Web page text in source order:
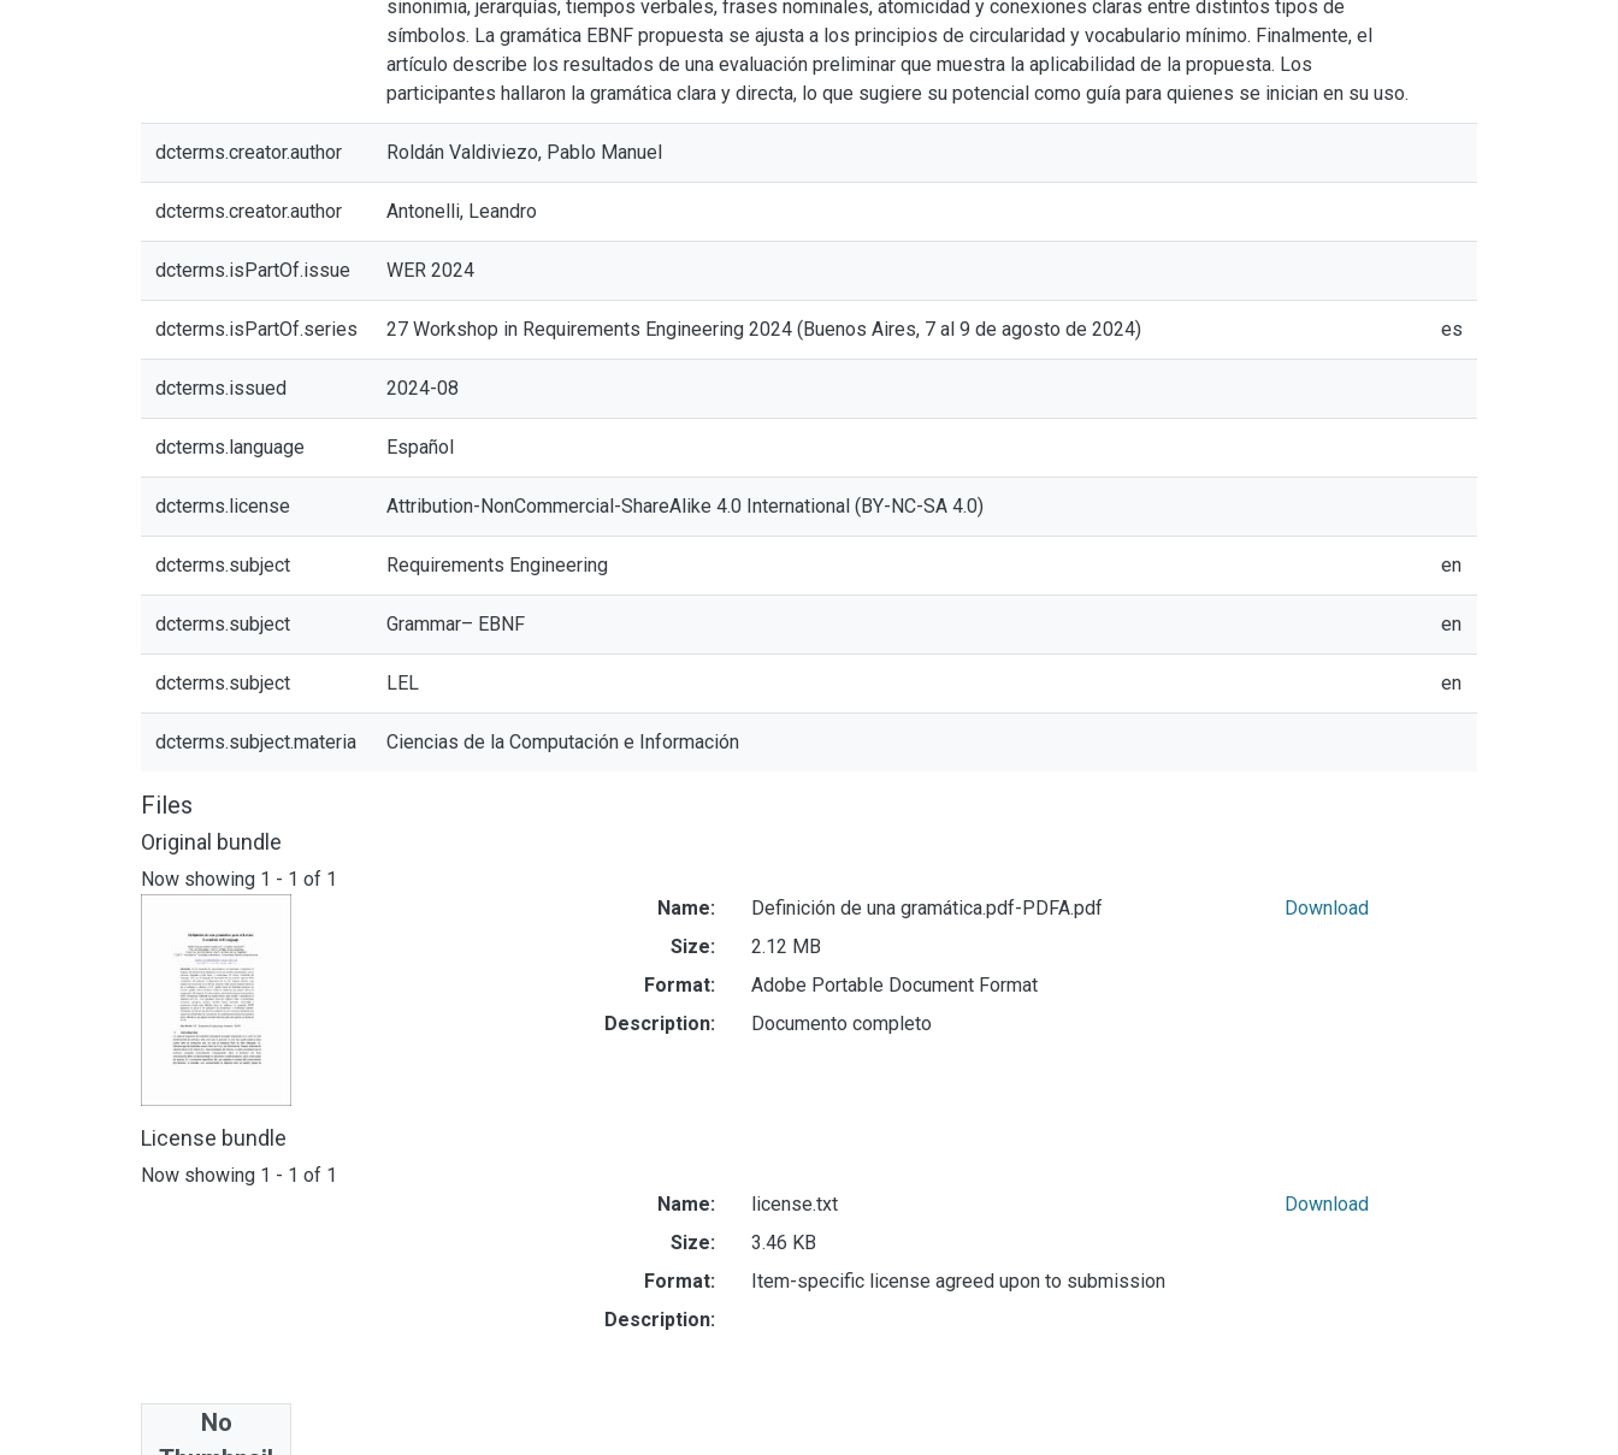
sinonimia, jerarquías, tiempos verbales, frases nominales, atomicidad y conexiones claras entre distintos tipos de
símbolos. La gramática EBNF propuesta se ajusta a los principios de circularidad y vocabulario mínimo. Finalmente, el
artículo describe los resultados de una evaluación preliminar que muestra la aplicabilidad de la propuesta. Los
participantes hallaron la gramática clara y directa, lo que sugiere su potencial como guía para quienes se inician en su uso.
dcterms.creator.author Roldán Valdiviezo, Pablo Manuel
dcterms.creator.author Antonelli, Leandro
dcterms.isPartOf.issue WER 2024
dcterms.isPartOf.series 27 Workshop in Requirements Engineering 2024 (Buenos Aires, 7 al 9 de agosto de 2024) es
dcterms.issued 2024-08
dcterms.language Español
dcterms.license Attribution-NonCommercial-ShareAlike 4.0 International (BY-NC-SA 4.0)
dcterms.subject Requirements Engineering en
dcterms.subject Grammar– EBNF en
dcterms.subject LEL en
dcterms.subject.materia Ciencias de la Computación e Información
Files
Original bundle
Now showing 1 - 1 of 1
Name:
Definición de una gramática.pdf-PDFA.pdf
Size:
2.12 MB
Format:
Adobe Portable Document Format
Description:
Documento completo
Download
License bundle
Now showing 1 - 1 of 1
No
Name:
license.txt
Size:
3.46 KB
Format:
Item-specific license agreed upon to submission
Description:
Download
Collections